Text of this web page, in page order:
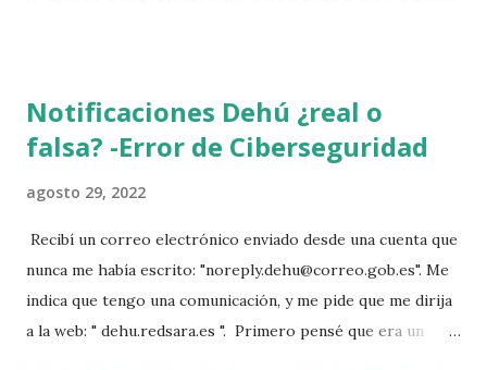
Notificaciones Dehú ¿real o
falsa? -Error de Ciberseguridad
agosto 29, 2022
Recibí un correo electrónico enviado desde una cuenta que
nunca me había escrito: "noreply.dehu@correo.gob.es". Me
indica que tengo una comunicación, y me pide que me dirija
a la web: " dehu.redsara.es ". Primero pensé que era un